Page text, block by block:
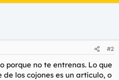
#2
porque no te entrenas. Lo que
de los cojones es un artículo, o